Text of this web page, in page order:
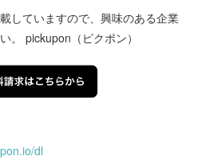
していますので、興味のある企業
。 pickupon（ピクポン）
dl